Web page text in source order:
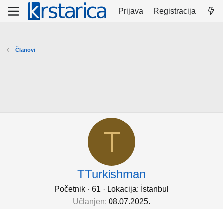
Prijava Registracija
Članovi
T
TTurkishman
Početnik · 61 · Lokacija: İstanbul
Učlanjen 08.07.2025.